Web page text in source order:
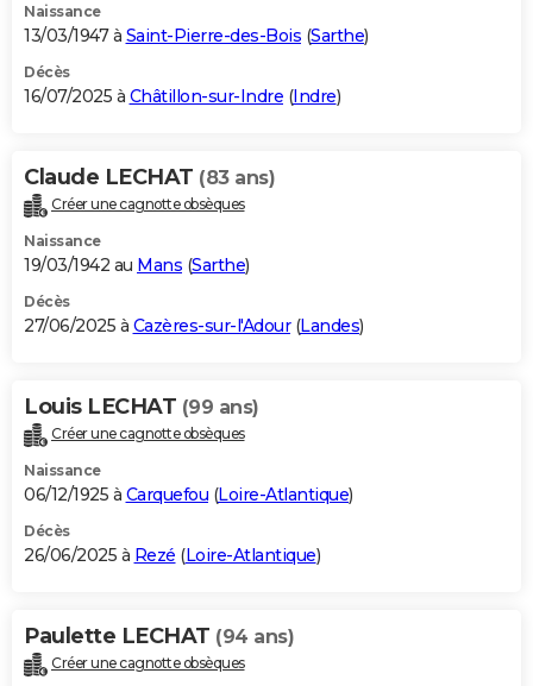
Naissance
13/03/1947 à Saint-Pierre-des-Bois (Sarthe)
Décès
16/07/2025 à Châtillon-sur-Indre (Indre)
Claude LECHAT (83 ans)
Créer une cagnotte obsèques
Naissance
19/03/1942 au Mans (Sarthe)
Décès
27/06/2025 à Cazères-sur-l'Adour(Landes)
Louis LECHAT (99 ans)
Créer une cagnotte obsèques
Naissance
06/12/1925 à Carquefou (Loire-Atlantique)
Décès
26/06/2025 à Rezé (Loire-Atlantique)
Paulette LECHAT (94 ans)
Créer une cagnotte obsèques